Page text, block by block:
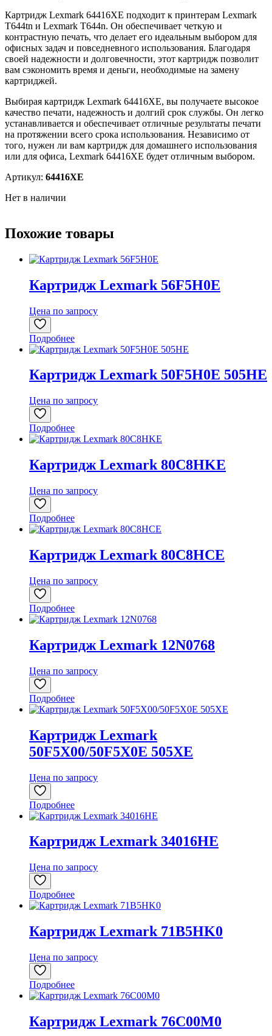
Картридж Lexmark 64416XE подходит к принтерам Lexmark
T644tn и Lexmark T644n. Он обеспечивает четкую и
контрастную печать, что делает его идеальным выбором для
офисных задач и повседневного использования. Благодаря
своей надежности и долговечности, этот картридж позволит
вам сэкономить время и деньги, необходимые на замену
картриджей.
Выбирая картридж Lexmark 64416XE, вы получаете высокое
качество печати, надежность и долгий срок службы. Он легко
устанавливается и обеспечивает отличные результаты печати
на протяжении всего срока использования. Независимо от
того, нужен ли вам картридж для домашнего использования
или для офиса, Lexmark 64416XE будет отличным выбором.
Артикул: 64416XE
Нет в наличии
Похожие товары
Картридж Lexmark 56F5H0E
Цена по запросу
Подробнее
Картридж Lexmark 50F5H0E 505HE
Цена по запросу
Подробнее
Картридж Lexmark 80C8HKE
Цена по запросу
Подробнее
Картридж Lexmark 80C8HCE
Цена по запросу
Подробнее
Картридж Lexmark 12N0768
Цена по запросу
Подробнее
Картридж Lexmark
50F5X00/50F5X0E 505XE
Цена по запросу
Подробнее
Картридж Lexmark 34016HE
Цена по запросу
Подробнее
Картридж Lexmark 71B5HK0
Цена по запросу
Подробнее
Картридж Lexmark 76C00M0